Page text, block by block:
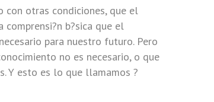
otras condiciones, que el
b?sica que el
para nuestro futuro. Pero
no es necesario, o que
Y esto es lo que llamamos ?